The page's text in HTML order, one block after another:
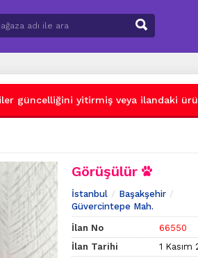
güncelliğini yitirmiş veya ilandaki
Görüşülür
İstanbul
Başakşehir
Güvercintepe Mah.
İlan No
66550
İlan Tarihi
1 Kasım